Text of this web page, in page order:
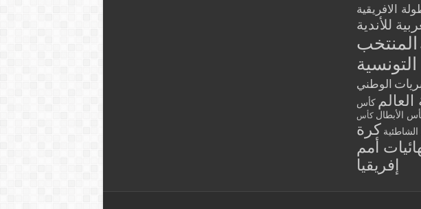
الافريقية
للأندية
المنتخب
الوطني
كأس
الأبطال كأس
الشاطئية كرة
أمم
إفريقيا